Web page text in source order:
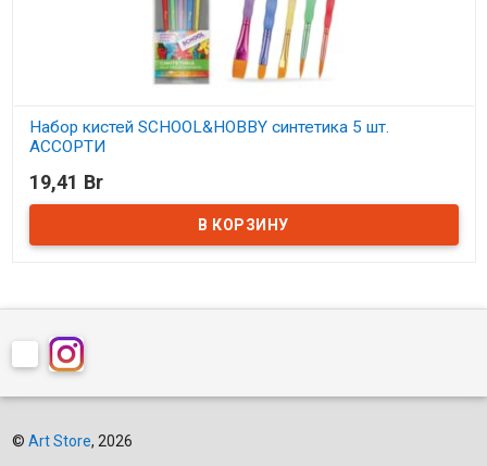
Набор кистей SCHOOL&HOBBY синтетика 5 шт.
АССОРТИ
В наличии
19,41 Br
© Art Store, 2026